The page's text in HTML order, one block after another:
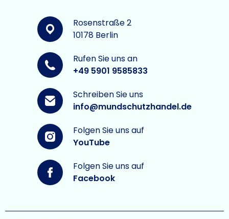
Rosenstraße 2
10178 Berlin
Rufen Sie uns an
+49 5901 9585833
Schreiben Sie uns
info@mundschutzhandel.de
Folgen Sie uns auf
YouTube
Folgen Sie uns auf
Facebook